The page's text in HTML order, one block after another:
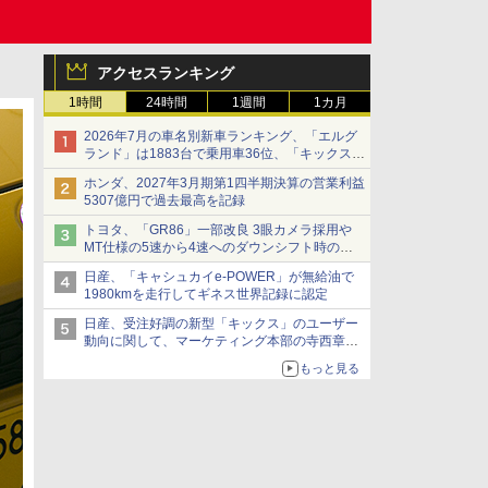
アクセスランキング
1時間 24時間 1週間 1カ月
2026年7月の車名別新車ランキング、「エルグ
ランド」は1883台で乗用車36位、「キックス」
は2591台で27位に
ホンダ、2027年3月期第1四半期決算の営業利益
5307億円で過去最高を記録
トヨタ、「GR86」一部改良 3眼カメラ採用や
MT仕様の5速から4速へのダウンシフト時の操
作性向上など
日産、「キャシュカイe-POWER」が無給油で
1980kmを走行してギネス世界記録に認定
日産、受注好調の新型「キックス」のユーザー
動向に関して、マーケティング本部の寺西章氏
もっと見る